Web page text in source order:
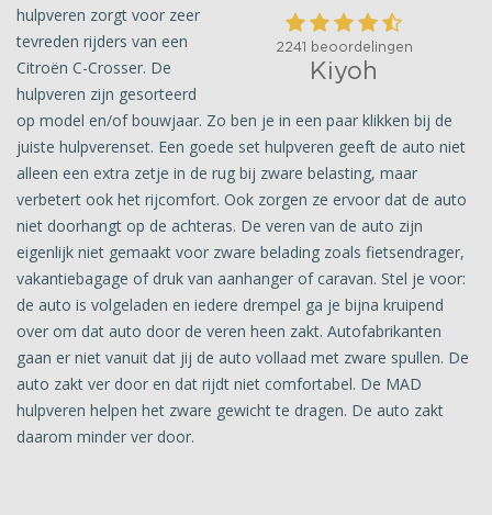
hulpveren zorgt voor zeer
tevreden rijders van een
Citroën C-Crosser. De
hulpveren zijn gesorteerd
op model en/of bouwjaar. Zo ben je in een paar klikken bij de
juiste hulpverenset. Een goede set hulpveren geeft de auto niet
alleen een extra zetje in de rug bij zware belasting, maar
verbetert ook het rijcomfort. Ook zorgen ze ervoor dat de auto
niet doorhangt op de achteras. De veren van de auto zijn
eigenlijk niet gemaakt voor zware belading zoals fietsendrager,
vakantiebagage of druk van aanhanger of caravan. Stel je voor:
de auto is volgeladen en iedere drempel ga je bijna kruipend
over om dat auto door de veren heen zakt. Autofabrikanten
gaan er niet vanuit dat jij de auto vollaad met zware spullen. De
auto zakt ver door en dat rijdt niet comfortabel. De MAD
hulpveren helpen het zware gewicht te dragen. De auto zakt
daarom minder ver door.